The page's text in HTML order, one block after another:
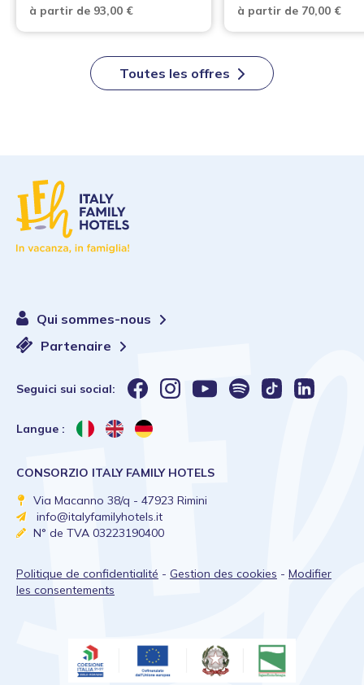
à partir de 93,00 € à partir de 70,00 €
Toutes les offres
Qui sommes-nous
Partenaire
Seguici sui social:
Langue :
CONSORZIO ITALY FAMILY HOTELS
Via Macanno 38/q - 47923 Rimini
info@italyfamilyhotels.it
N° de TVA 03223190400
Politique de confidentialité - Gestion des cookies - Modifier
les consentements